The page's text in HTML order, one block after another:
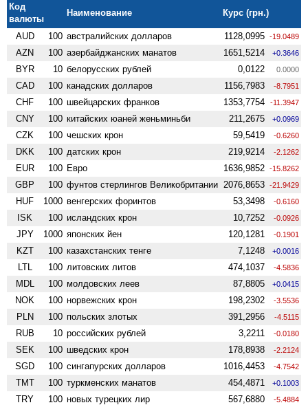
Код
валюты
Наименование Курс (грн.)
AUD 100 австралийских долларов 1128,0995 -19.0489
AZN 100 азербайджанских манатов 1651,5214 +0.3646
BYR 10 белорусских рублей 0,0122 0.0000
CAD 100 канадских долларов 1156,7983 -8.7951
CHF 100 швейцарских франков 1353,7754 -11.3947
CNY 100 китайских юаней женьминьби 211,2675 +0.0969
CZK 100 чешских крон 59,5419 -0.6260
DKK 100 датских крон 219,9214 -2.1262
EUR 100 Евро 1636,9852 -15.8262
GBP 100 фунтов стерлингов Велико­британии 2076,8653 -21.9429
HUF 1000 венгерских форинтов 53,3498 -0.6160
ISK 100 исландских крон 10,7252 -0.0926
JPY 1000 японских йен 120,1281 -0.1901
KZT 100 казахстанских тенге 7,1248 +0.0016
LTL 100 литовских литов 474,1037 -4.5836
MDL 100 молдовских леев 87,8805 +0.0415
NOK 100 норвежских крон 198,2302 -3.5536
PLN 100 польских злотых 391,2956 -4.5115
RUB 10 российских рублей 3,2211 -0.0180
SEK 100 шведских крон 178,8938 -2.2124
SGD 100 сингапурских долларов 1016,4453 -4.7542
TMT 100 туркменских манатов 454,4871 +0.1003
TRY 100 новых турецких лир 567,6880 -5.4884